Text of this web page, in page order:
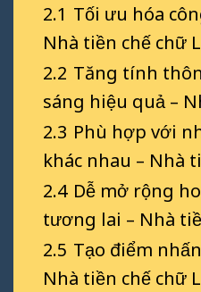
2.1 Tối ưu hóa
Nhà tiền chế chữ L
2.2 Tăng tính
sáng hiệu quả –
2.3 Phù hợp với
khác nhau – Nhà
2.4 Dễ mở rộng
tương lai – Nhà
2.5 Tạo điểm
Nhà tiền chế chữ L